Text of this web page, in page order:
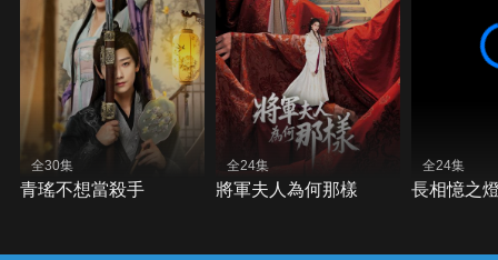
全30集
青瑤不想當殺手
全24集
將軍夫人為何那樣
全24集
長相憶之